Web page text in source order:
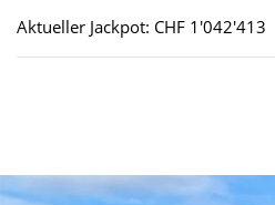
Aktueller Jackpot: CHF 1'042'413